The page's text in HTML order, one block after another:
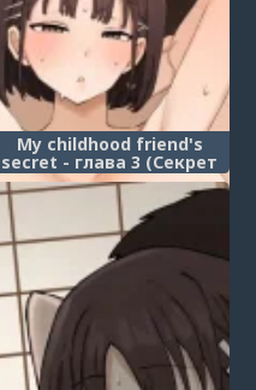
My childhood friend's
secret - глава 3 (Секрет
моего друга детства 3)